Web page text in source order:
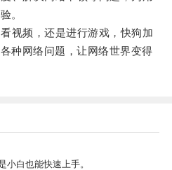
。
频，还是进行游戏，快狗加
种网络问题，让网络世界变得
小白也能快速上手。